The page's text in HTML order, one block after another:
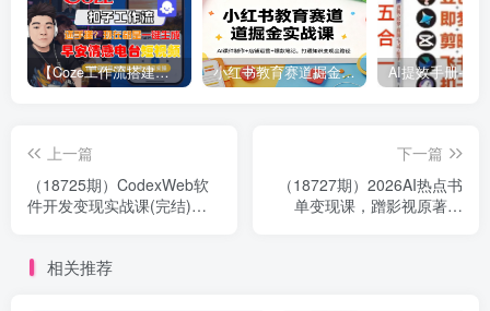
【Coze工作流搭建实操教程】【coze】早安情感电台日签视频还在手动做？用扣子工作流自动生成，省时90% 小红书教育赛道掘金实战课：AI课件制作+店铺运营+爆款笔记，打通知识变现全路径
上一篇
（18725期）CodexWeb软
件开发变现实战课(完结)：
的软件
下一篇
（18727期）2026AI热点书
单变现课，蹭影视原著流
相关推荐